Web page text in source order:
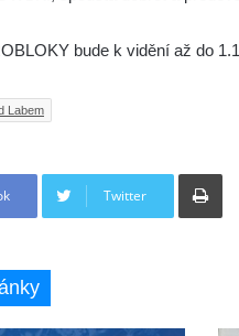
bude k vidění až do
Labem
Twitter